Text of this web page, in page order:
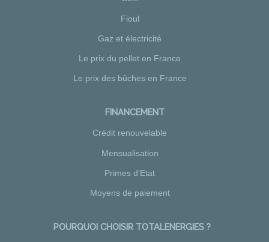
Fioul
Gaz et électricité
Le prix du pellet en France
Le prix des bûches en France
FINANCEMENT
Crédit renouvelable
Mensualisation
Primes d'Etat
Moyens de paiement
POURQUOI CHOISIR TOTALENERGIES ?